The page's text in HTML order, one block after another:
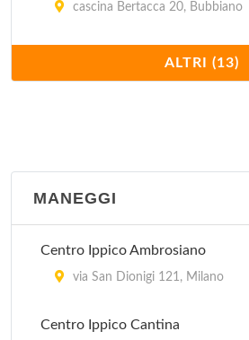
cascina Bertacca 20, Bubbiano
via Salvo d'Acquisto 6, Basiglio
Golf Club Le Rovedine
Golf Club Mirasole
ALTRI (13)
MANEGGI
Centro Ippico Ambrosiano
via San Dionigi 121, Milano
Centro Ippico Cantina